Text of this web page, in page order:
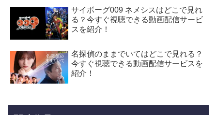
サイボーグ009 ネメシスはどこで見れ
る？今すぐ視聴できる動画配信サービ
スを紹介！
名探偵のままでいてはどこで見れる？
今すぐ視聴できる動画配信サービスを
紹介！